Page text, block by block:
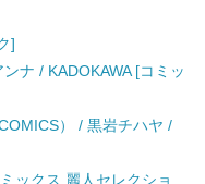
]
ナ / KADOKAWA [コミッ
） / 黒岩チハヤ /
ックス 麗人セレクショ